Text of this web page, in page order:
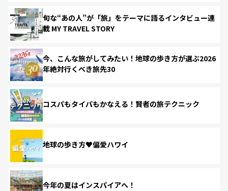
旬な“あの人”が「旅」をテーマに語るインタビュー連
載 MY TRAVEL STORY
今、こんな旅がしてみたい！地球の歩き方が選ぶ2026
年絶対行くべき旅先30
コスパもタイパもかなえる！賢者の旅テクニック
地球の歩き方♥偏愛ハワイ
今年の夏はインスパイアへ！